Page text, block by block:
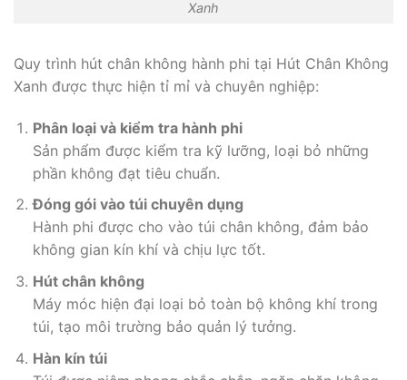
Xanh
Quy trình hút chân không hành phi tại Hút Chân Không
Xanh được thực hiện tỉ mỉ và chuyên nghiệp:
Phân loại và kiểm tra hành phi
Sản phẩm được kiểm tra kỹ lưỡng, loại bỏ những
phần không đạt tiêu chuẩn.
Đóng gói vào túi chuyên dụng
Hành phi được cho vào túi chân không, đảm bảo
không gian kín khí và chịu lực tốt.
Hút chân không
Máy móc hiện đại loại bỏ toàn bộ không khí trong
túi, tạo môi trường bảo quản lý tưởng.
Hàn kín túi